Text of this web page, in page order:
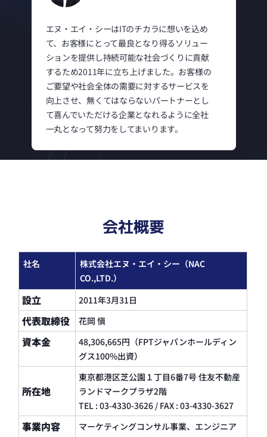
エヌ・エイ・シーはITのチカラに想いを込め
て、お客様にとって最良となり得るソリュー
ションを提供し持続可能な社会づくりに貢献
するため2011年に立ち上げました。お客様の
ご要望や社会全体の需要に対するサービスを
向上させ、無くてはならないパートナーとし
て喜んでいただける企業となれるように全社
一丸となって努力をしてまいります。
ます。一つ目はアプリケーション開発・イン
「コンサルティング力」。お客様に寄り添い
ビジネスの目標達成に貢献させていただきま
変化の激しい事業環境の中で、今後もお客様
と共に持続的な成長と競争力を強化し事業の
拡大を加速するためには共に挑戦するパート
ナーとの共創が必要不可欠であると考え、 会
社が大切にしている価値観を持ちグローバル
に展開するFPTジャパンホールディングスの
グループ企業として2024年にジョインしまし
た。
今後は世界30カ国に展開し3万人を超える技
術者を有するFPTグループと連携しながらリ
ソース不足を補い、お客様と共に更なる成長
会社概要
社名
株式会社エヌ・エイ・シー（NAC
CO.,LTD.）
設立 2011年3月31日
代表取締役 花岡 愼
資本金
48,306,665円（FPTジャパンホールディン
グス100%出資）
所在地
東京都港区芝公園１丁目6番7号 住友不動産
ランドマークプラザ2階
TEL : 03-4330-3626 / FAX : 03-4330-3627
事業内容
マーケティングコンサル事業、エンジニア